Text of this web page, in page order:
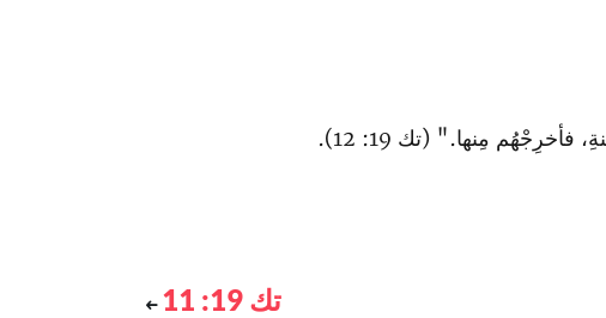
مِنها." (تك 19: 12).
تك 19: 11